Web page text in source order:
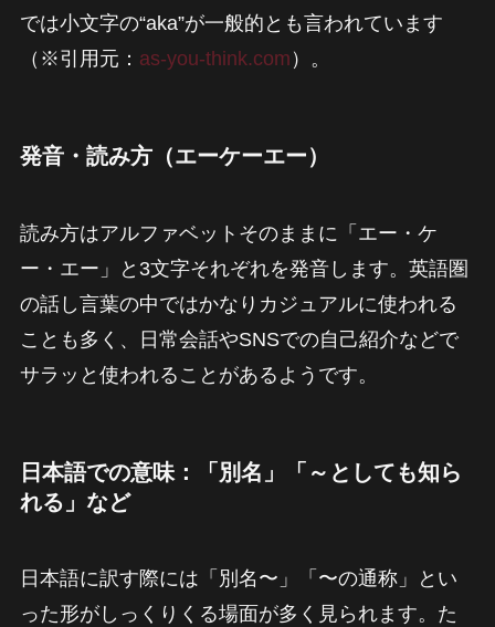
では小文字の“aka”が一般的とも言われています
（※引用元： as-you-think.com ）。
発音・読み方（エーケーエー）
読み方はアルファベットそのままに「エー・ケ
ー・エー」と3文字それぞれを発音します。英語圏
の話し言葉の中ではかなりカジュアルに使われる
ことも多く、日常会話やSNSでの自己紹介などで
サラッと使われることがあるようです。
日本語での意味：「別名」「～としても知ら
れる」など
日本語に訳す際には「別名〜」「〜の通称」とい
った形がしっくりくる場面が多く見られます。た